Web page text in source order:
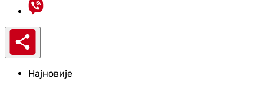
Најновије